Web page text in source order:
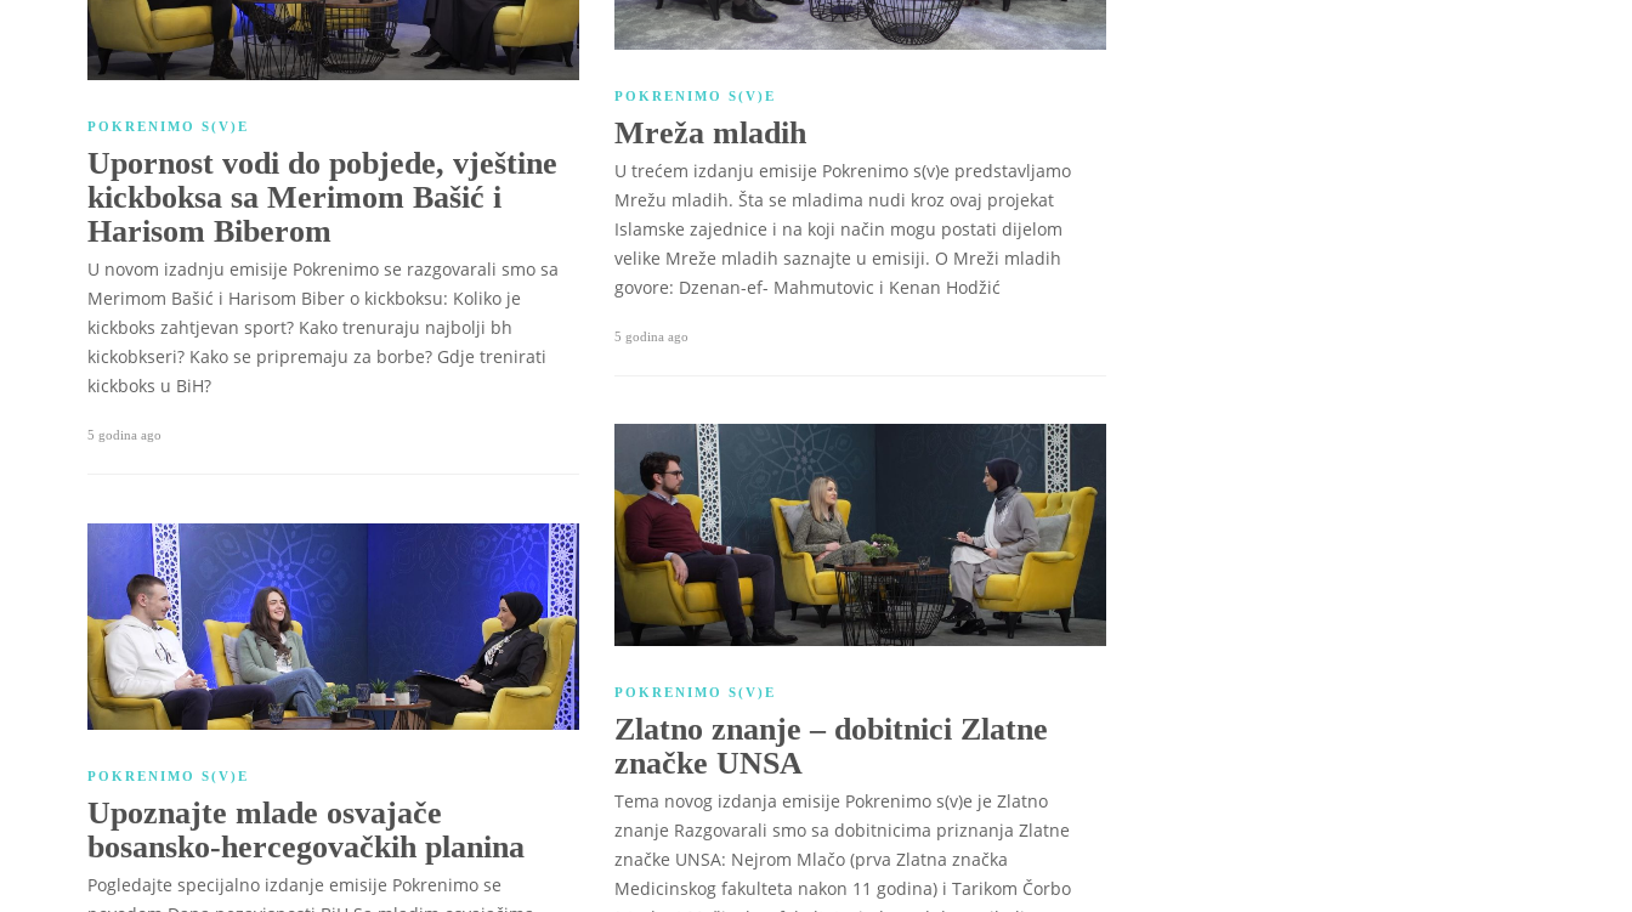
POKRENIMO S(V)E
Mreža mladih
U trećem izdanju emisije Pokrenimo s(v)e predstavljamo
Mrežu mladih. Šta se mladima nudi kroz ovaj projekat
Islamske zajednice i na koji način mogu postati dijelom
velike Mreže mladih saznajte u emisiji. O Mreži mladih
govore: Dzenan-ef- Mahmutovic i Kenan Hodžić
5 godina ago
POKRENIMO S(V)E
Upornost vodi do pobjede, vještine
kickboksa sa Merimom Bašić i
Harisom Biberom
U novom izadnju emisije Pokrenimo se razgovarali smo sa
Merimom Bašić i Harisom Biber o kickboksu: Koliko je
kickboks zahtjevan sport? Kako trenuraju najbolji bh
kickobkseri? Kako se pripremaju za borbe? Gdje trenirati
kickboks u BiH?
5 godina ago
POKRENIMO S(V)E
Zlatno znanje – dobitnici Zlatne
značke UNSA
Tema novog izdanja emisije Pokrenimo s(v)e je Zlatno
znanje Razgovarali smo sa dobitnicima priznanja Zlatne
značke UNSA: Nejrom Mlačo (prva Zlatna značka
Medicinskog fakulteta nakon 11 godina) i Tarikom Čorbo
POKRENIMO S(V)E
Upoznajte mlade osvajače
bosansko-hercegovačkih planina
Pogledajte specijalno izdanje emisije Pokrenimo se